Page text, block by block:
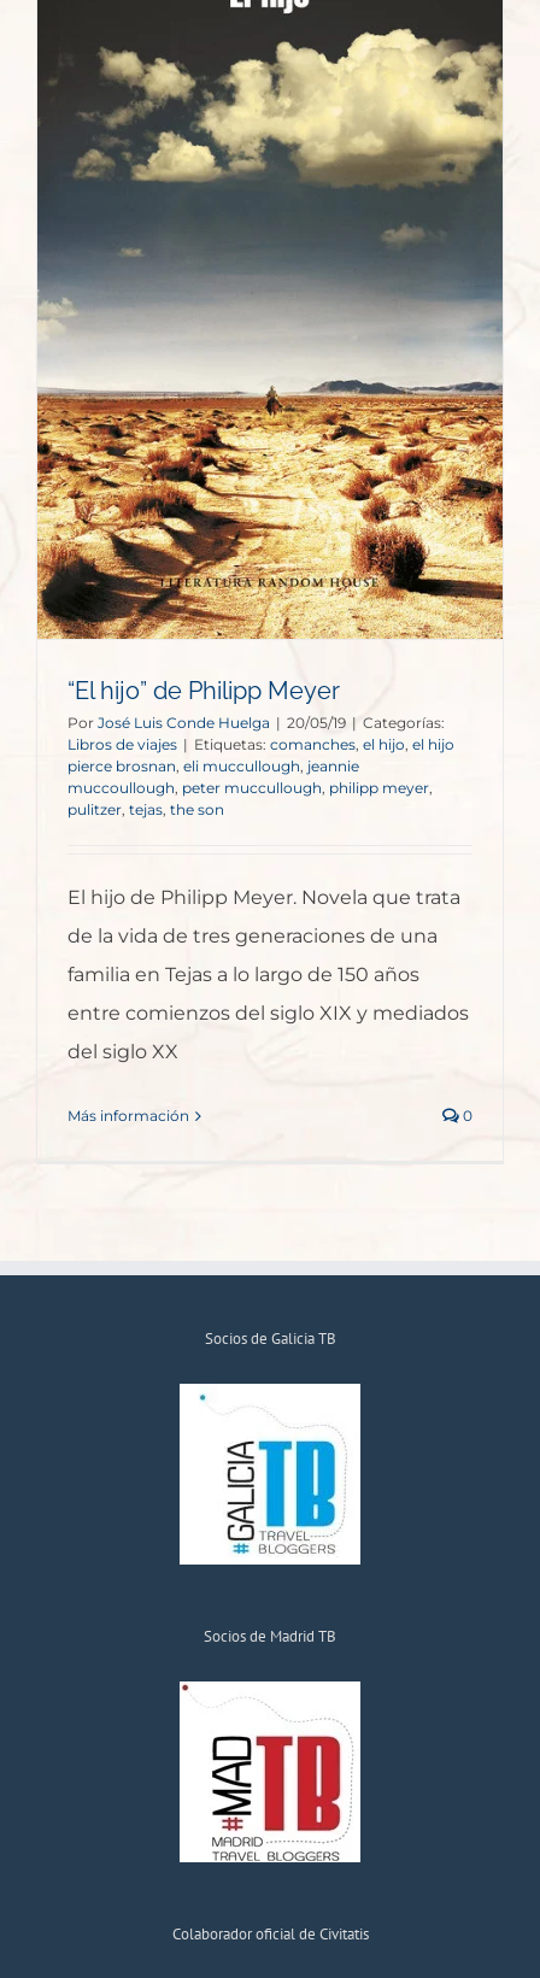
“El hijo” de Philipp Meyer
Por José Luis Conde Huelga | 20/05/19 | Categorías:
Libros de viajes | Etiquetas: comanches, el hijo, el hijo
pierce brosnan, eli muccullough, jeannie
muccoullough, peter muccullough, philipp meyer,
pulitzer, tejas, the son
El hijo de Philipp Meyer. Novela que trata
de la vida de tres generaciones de una
familia en Tejas a lo largo de 150 años
entre comienzos del siglo XIX y mediados
del siglo XX
Más información 0
Socios de Galicia TB
Socios de Madrid TB
Colaborador oficial de Civitatis